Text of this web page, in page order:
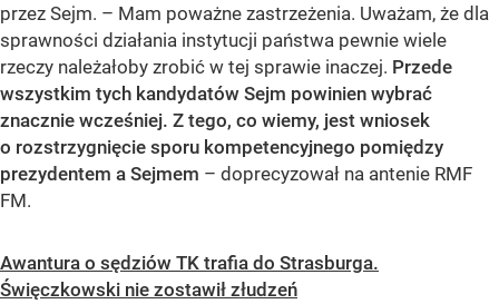
przez Sejm. – Mam poważne zastrzeżenia. Uważam, że dla
sprawności działania instytucji państwa pewnie wiele
rzeczy należałoby zrobić w tej sprawie inaczej. Przede
wszystkim tych kandydatów Sejm powinien wybrać
znacznie wcześniej. Z tego, co wiemy, jest wniosek
o rozstrzygnięcie sporu kompetencyjnego pomiędzy
prezydentem a Sejmem – doprecyzował na antenie RMF
FM.
Awantura o sędziów TK trafia do Strasburga.
Święczkowski nie zostawił złudzeń